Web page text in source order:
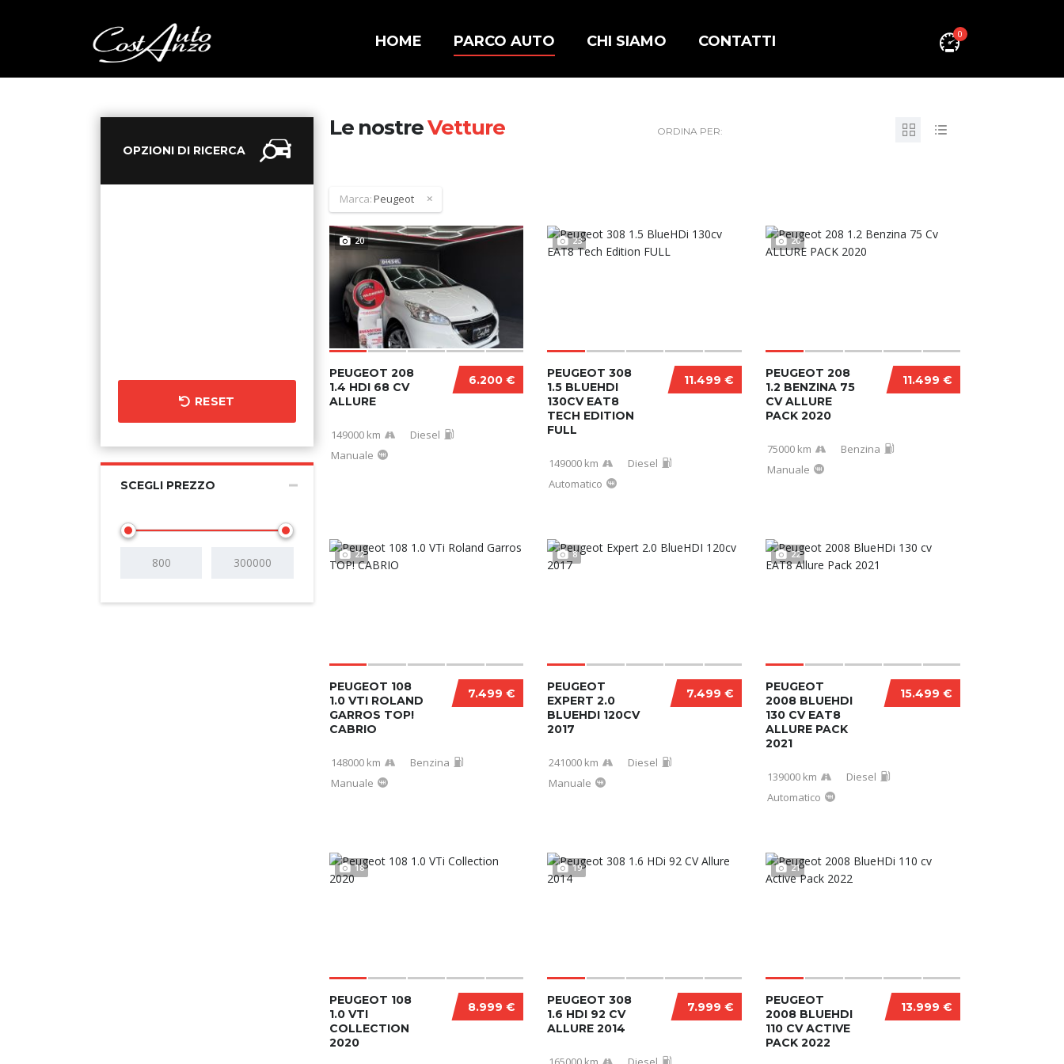
0
HOME PARCO AUTO CHI SIAMO CONTATTI
OPZIONI DI RICERCA
RESET
SCEGLI PREZZO
Le nostreVetture ORDINA PER:
Marca:Peugeot
20
6.200 €
PEUGEOT 208
1.4 HDI 68 CV
ALLURE
149000 km
Diesel
Manuale
23
11.499 €
PEUGEOT 308
1.5 BLUEHDI
130CV EAT8
TECH EDITION
FULL
149000 km
Diesel
Automatico
20
11.499 €
PEUGEOT 208
1.2 BENZINA 75
CV ALLURE
PACK 2020
75000 km
Benzina
Manuale
22
7.499 €
PEUGEOT 108
1.0 VTI ROLAND
GARROS TOP!
CABRIO
148000 km
Benzina
Manuale
8
7.499 €
PEUGEOT
EXPERT 2.0
BLUEHDI 120CV
2017
241000 km
Diesel
Manuale
22
15.499 €
PEUGEOT
2008 BLUEHDI
130 CV EAT8
ALLURE PACK
2021
139000 km
Diesel
Automatico
18
8.999 €
PEUGEOT 108
1.0 VTI
COLLECTION
2020
19
7.999 €
PEUGEOT 308
1.6 HDI 92 CV
ALLURE 2014
21
13.999 €
PEUGEOT
2008 BLUEHDI
110 CV ACTIVE
PACK 2022